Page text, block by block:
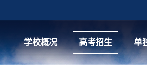
学校概况 高考招生 单